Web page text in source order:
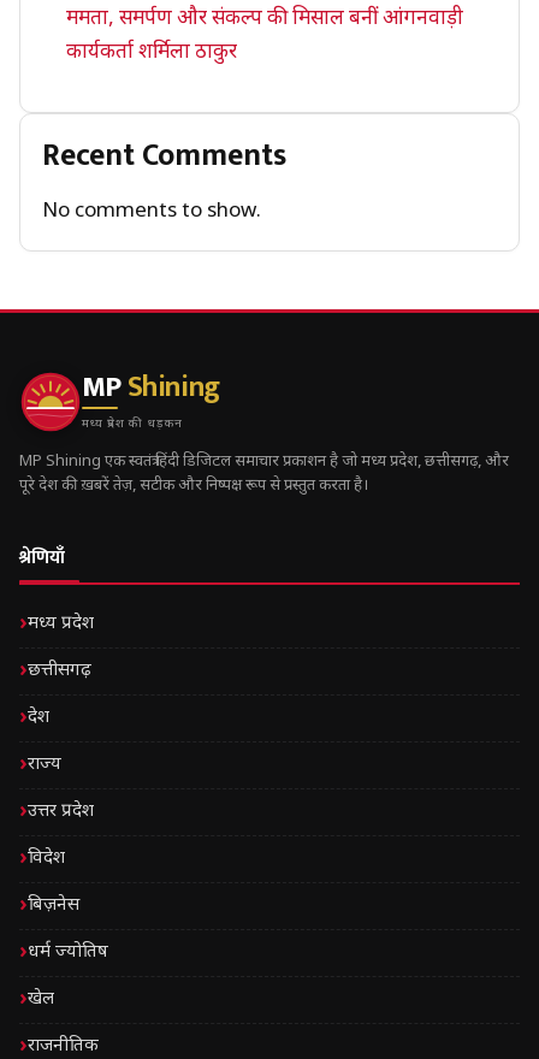
ममता, समर्पण और संकल्प की मिसाल बनीं आंगनवाड़ी
कार्यकर्ता शर्मिला ठाकुर
Recent Comments
No comments to show.
MPShining
मध्य प्रदेश की धड़कन
MP Shining एक स्वतंत्र हिंदी डिजिटल समाचार प्रकाशन है जो मध्य प्रदेश, छत्तीसगढ़, और
पूरे देश की ख़बरें तेज़, सटीक और निष्पक्ष रूप से प्रस्तुत करता है।
श्रेणियाँ
मध्य प्रदेश
छत्तीसगढ़
देश
राज्य
उत्तर प्रदेश
विदेश
बिज़नेस
धर्म ज्योतिष
खेल
राजनीतिक